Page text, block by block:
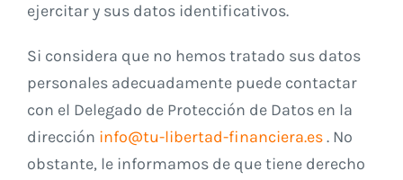
ejercitar y sus datos identificativos.
Si considera que no hemos tratado sus datos
personales adecuadamente puede contactar
con el Delegado de Protección de Datos en la
dirección info@tu-libertad-financiera.es. No
obstante, le informamos de que tiene derecho